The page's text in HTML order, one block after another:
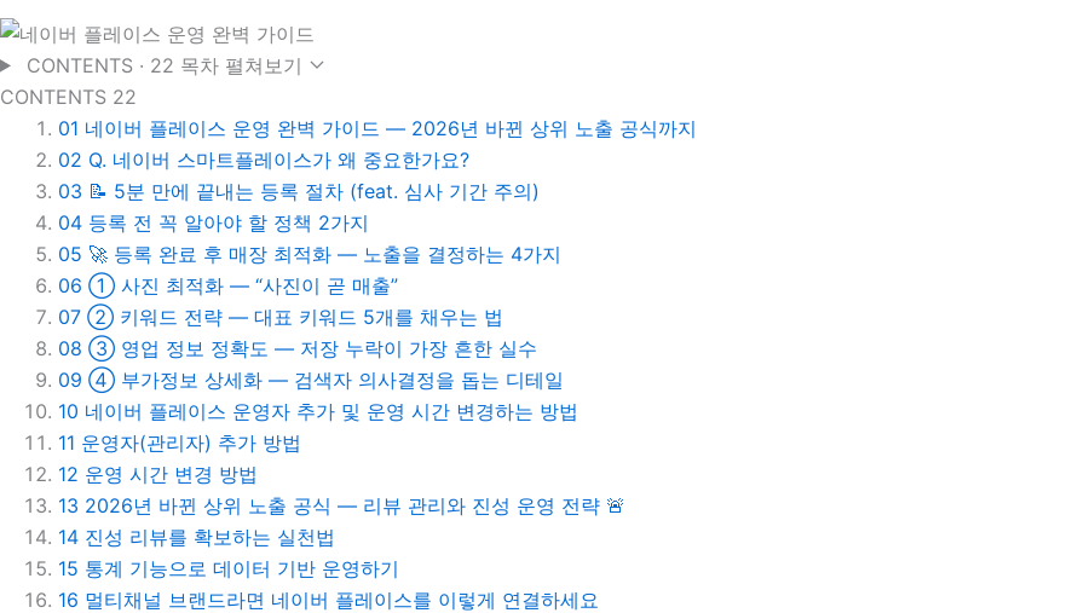
CONTENTS · 22 목차 펼쳐보기
CONTENTS 22
01 네이버 플레이스 운영 완벽 가이드 — 2026년 바뀐 상위 노출 공식까지
02 Q. 네이버 스마트플레이스가 왜 중요한가요?
03 📝 5분 만에 끝내는 등록 절차 (feat. 심사 기간 주의)
04 등록 전 꼭 알아야 할 정책 2가지
05 🚀 등록 완료 후 매장 최적화 — 노출을 결정하는 4가지
06 ① 사진 최적화 — “사진이 곧 매출”
07 ② 키워드 전략 — 대표 키워드 5개를 채우는 법
08 ③ 영업 정보 정확도 — 저장 누락이 가장 흔한 실수
09 ④ 부가정보 상세화 — 검색자 의사결정을 돕는 디테일
10 네이버 플레이스 운영자 추가 및 운영 시간 변경하는 방법
11 운영자(관리자) 추가 방법
12 운영 시간 변경 방법
13 2026년 바뀐 상위 노출 공식 — 리뷰 관리와 진성 운영 전략 🚨
14 진성 리뷰를 확보하는 실천법
15 통계 기능으로 데이터 기반 운영하기
16 멀티채널 브랜드라면 네이버 플레이스를 이렇게 연결하세요